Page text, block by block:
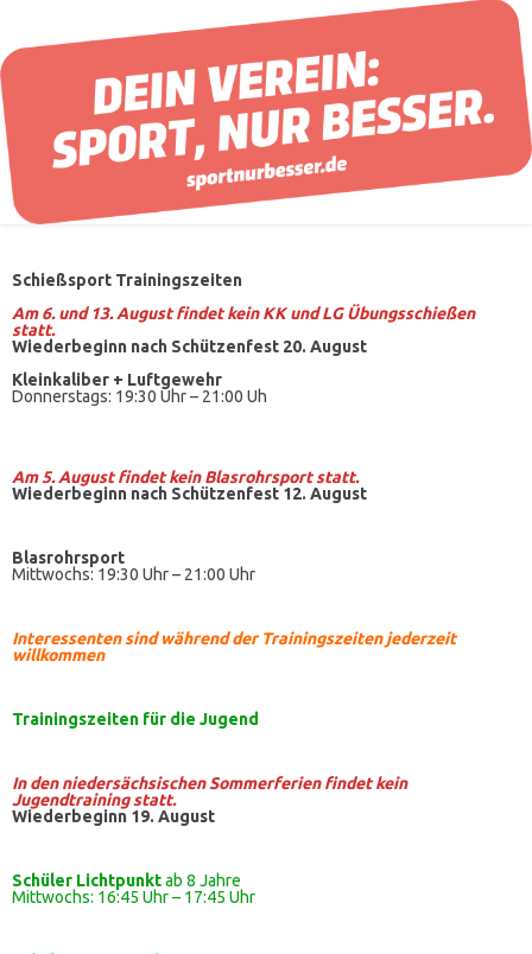
Schießsport Trainingszeiten
Am 6. und 13. August findet kein KK und LG Übungsschießen
statt.
Wiederbeginn nach Schützenfest 20. August
Kleinkaliber + Luftgewehr
Donnerstags: 19:30 Uhr – 21:00 Uh
Am 5. August findet keinBlasrohrsport statt.
Wiederbeginn nach Schützenfest 12. August
Blasrohrsport
Mittwochs: 19:30 Uhr – 21:00 Uhr
Interessenten sind während der Trainingszeiten jederzeit
willkommen
Trainingszeiten für die Jugend
In den niedersächsischen Sommerferien findet kein
Jugendtraining statt.
Wiederbeginn 19. August
Schüler Lichtpunktab 8 Jahre
Mittwochs: 16:45 Uhr – 17:45 Uhr